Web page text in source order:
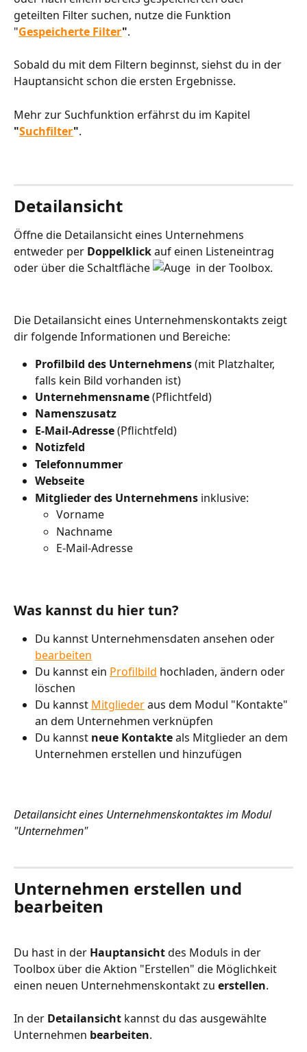
geteilten Filter suchen, nutze die Funktion
"Gespeicherte Filter".
Sobald du mit dem Filtern beginnst, siehst du in der
Hauptansicht schon die ersten Ergebnisse.
Mehr zur Suchfunktion erfährst du im Kapitel
"Suchfilter".
Detailansicht
Öffne die Detailansicht eines Unternehmens
entweder per Doppelklick auf einen Listeneintrag
oder über die Schaltfläche
  in der Toolbox.
Die Detailansicht eines Unternehmenskontakts zeigt
dir folgende Informationen und Bereiche:
Profilbild des Unternehmens (mit Platzhalter,
falls kein Bild vorhanden ist)
Unternehmensname (Pflichtfeld)
Namenszusatz
E-Mail-Adresse (Pflichtfeld)
Notizfeld
Telefonnummer
Webseite
Mitglieder des Unternehmens inklusive:
Vorname
Nachname
E-Mail-Adresse
Was kannst du hier tun?
Du kannst Unternehmensdaten ansehen oder
bearbeiten
Du kannst ein Profilbild hochladen, ändern oder
löschen
Du kannst Mitglieder aus dem Modul "Kontakte"
an dem Unternehmen verknüpfen
Du kannst neue Kontakte als Mitglieder an dem
Unternehmen erstellen und hinzufügen
Detailansicht eines Unternehmenskontaktes im Modul
"Unternehmen"
Unternehmen erstellen und
bearbeiten
Du hast in der Hauptansicht des Moduls in der
Toolbox über die Aktion "Erstellen" die Möglichkeit
einen neuen Unternehmenskontakt zu erstellen.
In der Detailansicht kannst du das ausgewählte
Unternehmen bearbeiten.